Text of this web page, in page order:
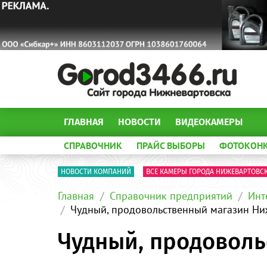
ГЛАВНАЯ НОВОСТИ ВИДЕОКАМЕРЫ
СПРАВОЧНИК ПРАЙС ВЫБОРЫ
НОВОСТИ КОМПАНИЙ ВСЕ КАМЕРЫ ГОРОДА
Главная Справочник предприятий
Чудный, продовольственный магазин
Чудный,